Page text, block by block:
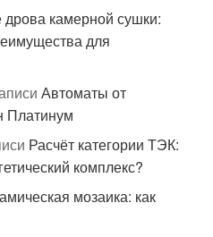
дрова камерной сушки:
для
Автоматы от
Платинум
Расчёт категории ТЭК:
комплекс?
мозаика: как